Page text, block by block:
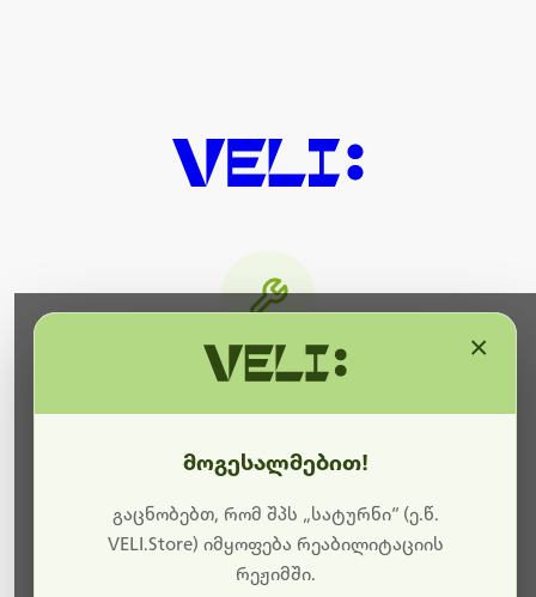
ბოდიშს გიხდით შეფერხებისთვის. ამჟამად
მიმდინარეობს საიტის განახლება და ტექნიკური
სამუშაოები.
მალე ისევ ხელმისაწვდომი იქნება. გმადლობთ
მოგესალმებით!
გაცნობებთ, რომ შპს „სატურნი“ (ე.წ.
VELI.Store) იმყოფება რეაბილიტაციის
რეჟიმში.
×